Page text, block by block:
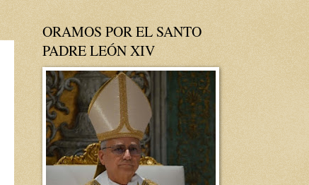
ORAMOS POR EL SANTO
PADRE LEÓN XIV